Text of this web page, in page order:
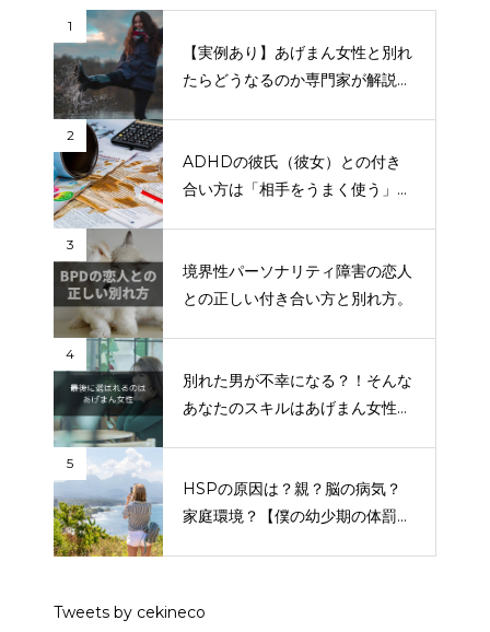
1
【実例あり】あげまん女性と別れ
たらどうなるのか専門家が解説
2
ADHDの彼氏（彼女）との付き
合い方は「相手をうまく使う」で
3
境界性パーソナリティ障害の恋人
との正しい付き合い方と別れ方。
4
別れた男が不幸になる？！そんな
あなたのスキルはあげまん女性な
5
HSPの原因は？親？脳の病気？
家庭環境？【僕の幼少期の体罰問
Tweets by cekineco